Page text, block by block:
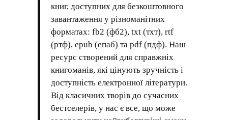
книг, доступних для безкоштовного
завантаження у різноманітних
форматах: fb2 (фб2), txt (тхт), rtf
(ртф), epub (епаб) та pdf (пдф). Наш
ресурс створений для справжніх
книгоманів, які цінують зручність і
доступність електронної літератури.
Від класичних творів до сучасних
бестселерів, у нас є все, що може